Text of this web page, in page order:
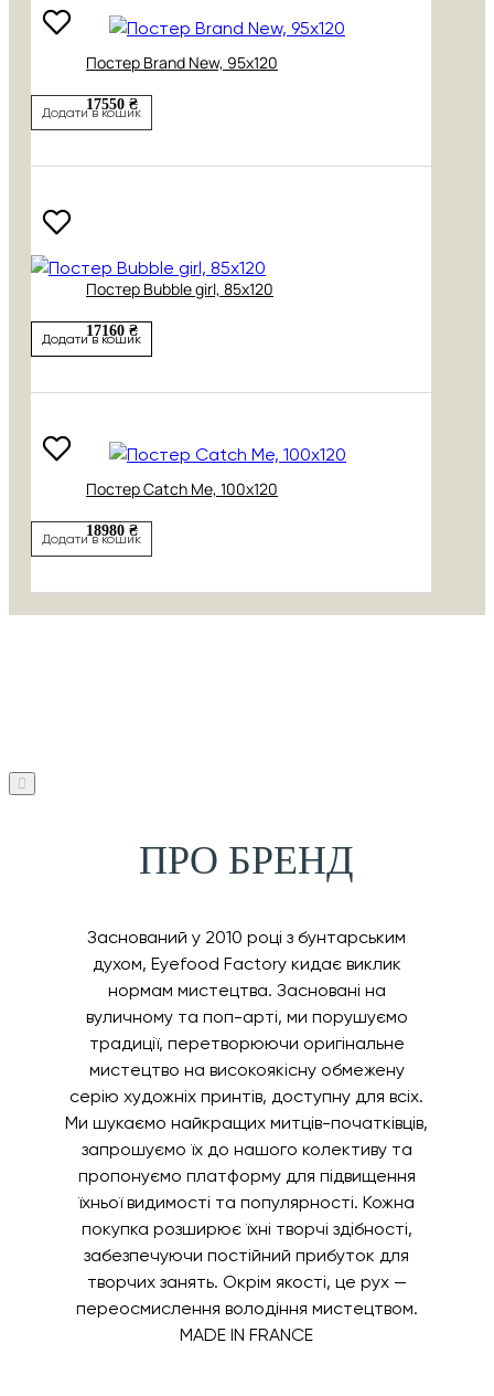
Постер Brand New, 95х120
17550 ₴
Додати в кошик
Постер Bubble girl, 85х120
17160 ₴
Додати в кошик
Постер Catch Me, 100х120
18980 ₴
Додати в кошик
ПРО БРЕНД
Заснований у 2010 році з бунтарським
духом, Eyefood Factory кидає виклик
нормам мистецтва. Засновані на
вуличному та поп-арті, ми порушуємо
традиції, перетворюючи оригінальне
мистецтво на високоякісну обмежену
серію художніх принтів, доступну для всіх.
Ми шукаємо найкращих митців-початківців,
запрошуємо їх до нашого колективу та
пропонуємо платформу для підвищення
їхньої видимості та популярності. Кожна
покупка розширює їхні творчі здібності,
забезпечуючи постійний прибуток для
творчих занять. Окрім якості, це рух —
переосмислення володіння мистецтвом.
MADE IN FRANCE